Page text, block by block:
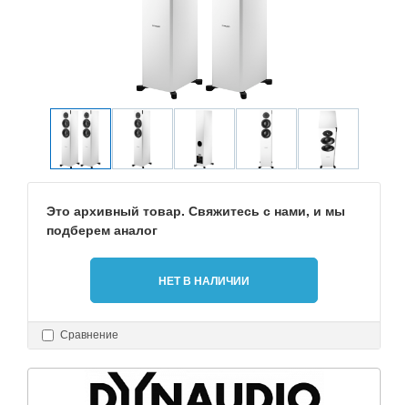
Это архивный товар. Свяжитесь с нами, и мы
подберем аналог
НЕТ В НАЛИЧИИ
Сравнение